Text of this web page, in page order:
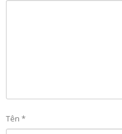
Tên *